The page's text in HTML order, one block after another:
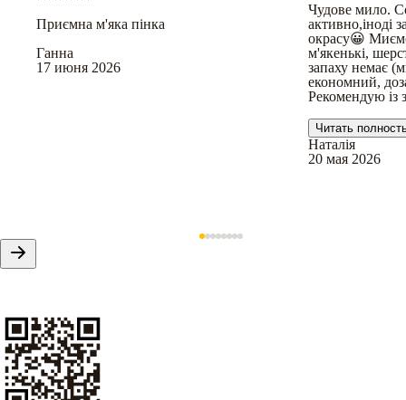
Приємна м'яка пінка
Ганна
17 июня 2026
Чудове мило.
активно,іноді
окрасу😀
м'якенькі,
запаху немає
економний,
Рекомендую із
Читать
Наталія
20 мая 2026